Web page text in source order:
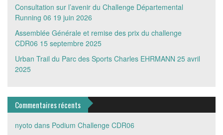
Consultation sur l’avenir du Challenge Départemental
Running 06 19 juin 2026
Assemblée Générale et remise des prix du challenge
CDR06 15 septembre 2025
Urban Trail du Parc des Sports Charles EHRMANN 25 avril
2025
Commentaires récents
nyoto dans Podium Challenge CDR06